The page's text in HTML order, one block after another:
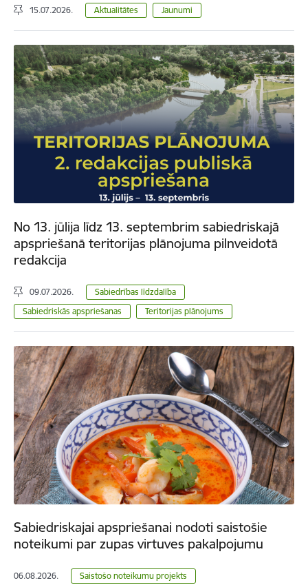
15.07.2026. Aktualitātes Jaunumi
No 13. jūlija līdz 13. septembrim sabiedriskajā
apspriešanā teritorijas plānojuma pilnveidotā
redakcija
09.07.2026.
Sabiedrības līdzdalība
Sabiedriskās apspriešanas
Teritorijas plānojums
Sabiedriskajai apspriešanai nodoti saistošie
noteikumi par zupas virtuves pakalpojumu
06.08.2026. Saistošo noteikumu projekts